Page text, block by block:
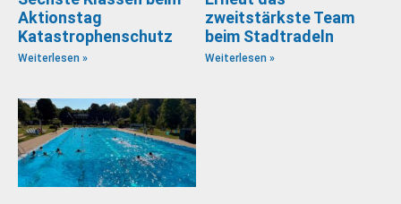
Aktionstag
Katastrophenschutz
Weiterlesen »
zweitstärkste Team
beim Stadtradeln
Weiterlesen »